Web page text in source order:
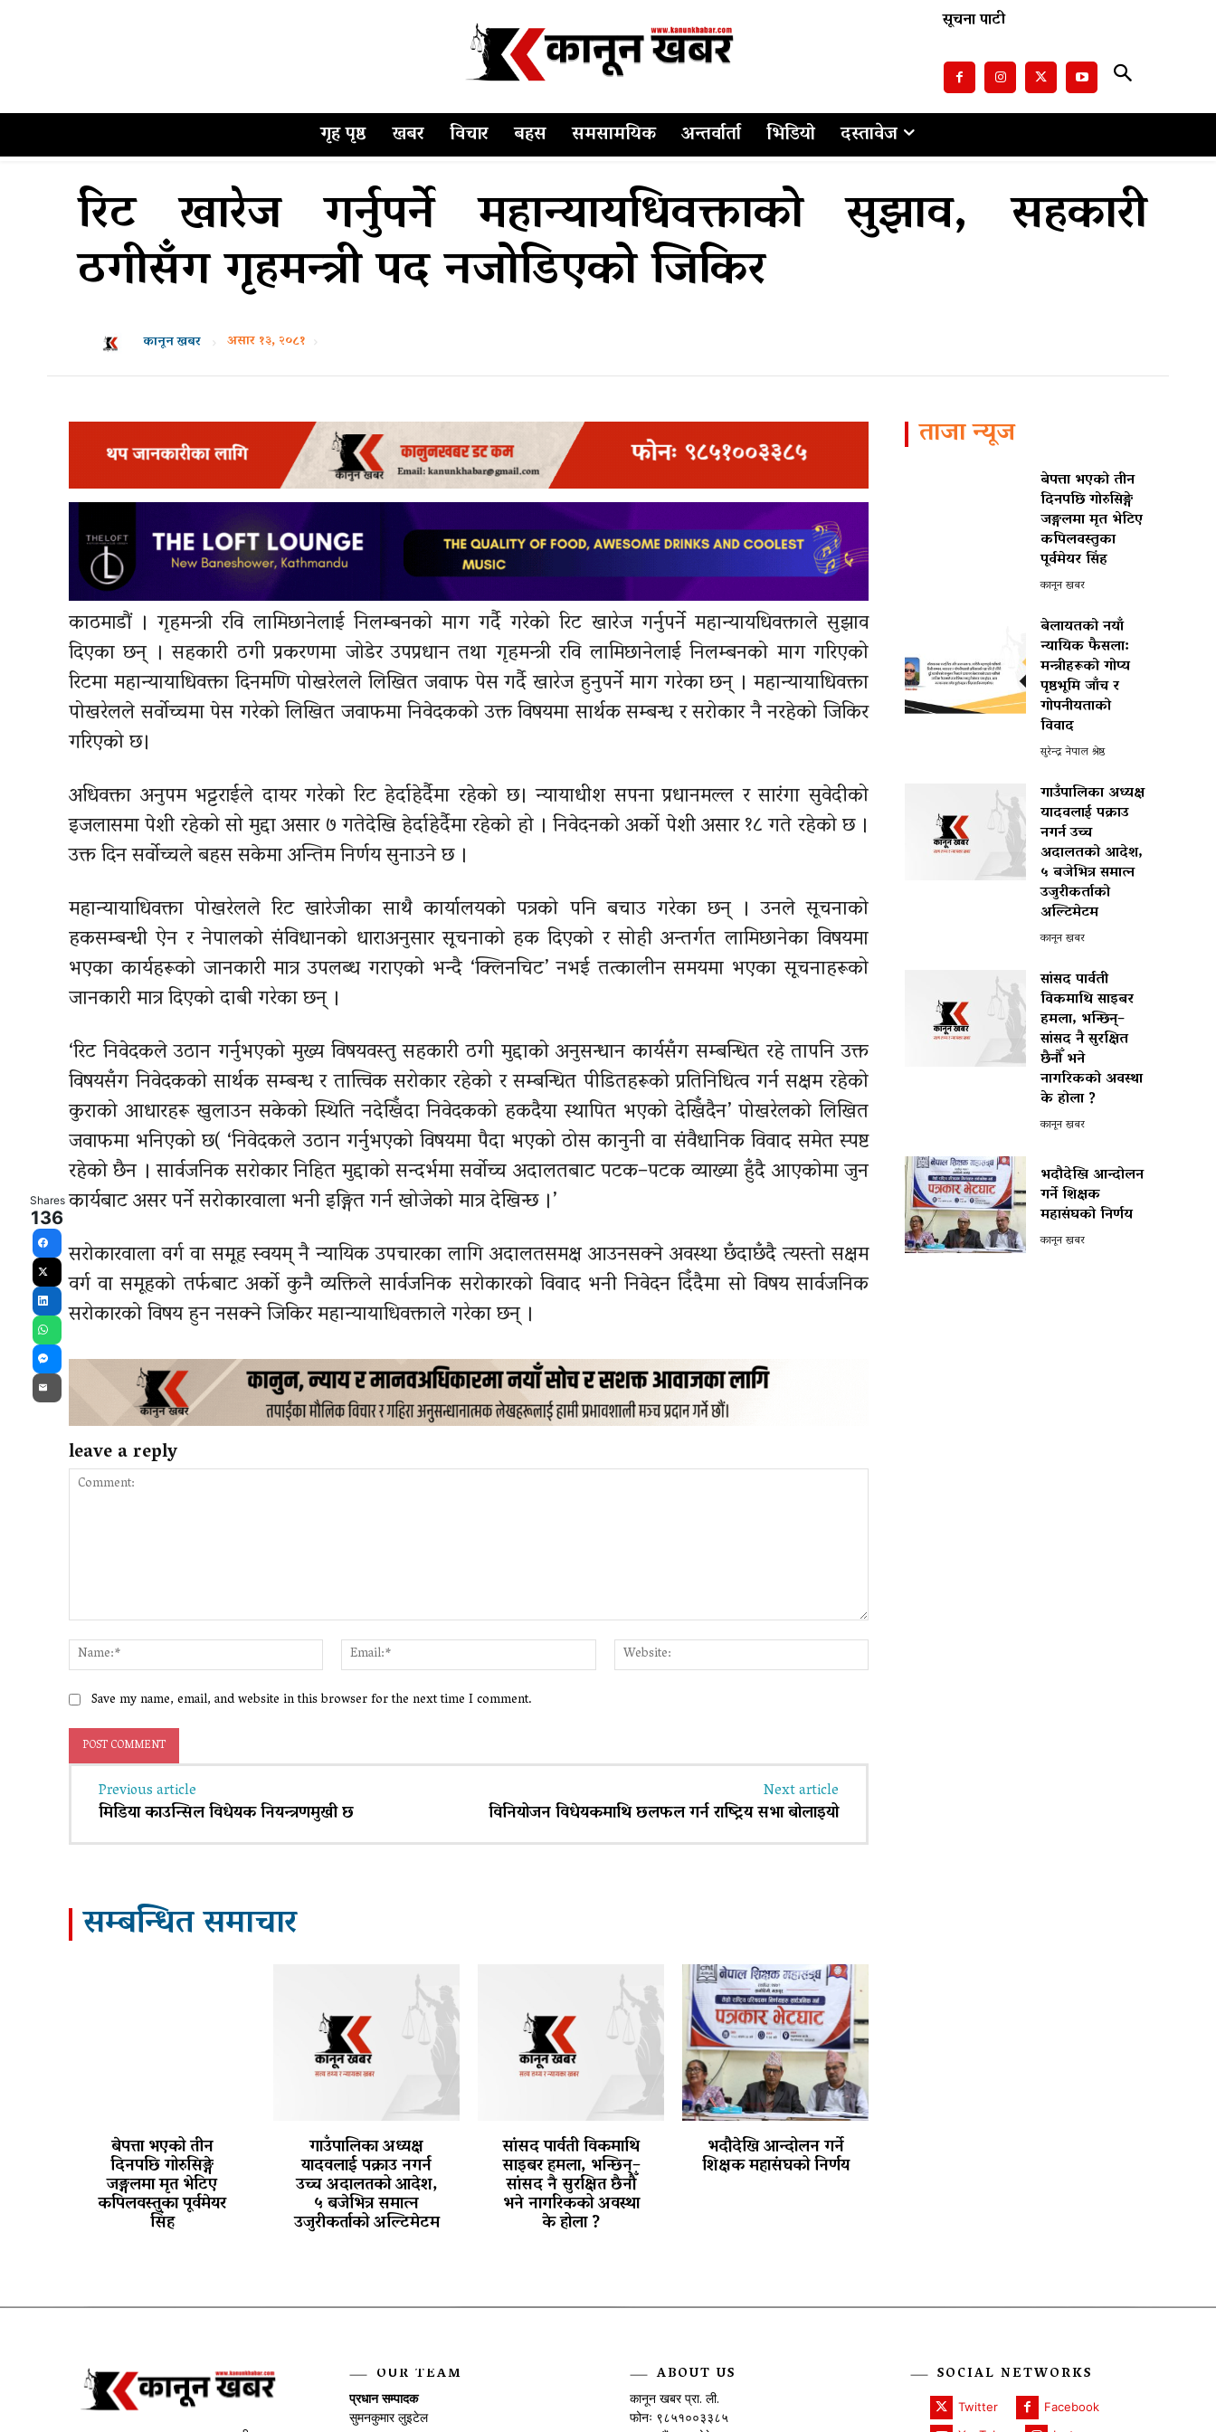
सूचना पाटी
गृह पृष्ठ खबर विचार बहस समसामयिक अन्तर्वार्ता भिडियो दस्तावेज
रिट खारेज गर्नुपर्ने महान्यायधिवक्ताको सुझाव, सहकारी
ठगीसँग गृहमन्त्री पद नजोडिएको जिकिर
कानून खबर असार १३, २०८१
काठमाडौं । गृहमन्त्री रवि लामिछानेलाई निलम्बनको माग गर्दै गरेको रिट खारेज गर्नुपर्ने महान्यायधिवक्ताले सुझाव
दिएका छन् । सहकारी ठगी प्रकरणमा जोडेर उपप्रधान तथा गृहमन्त्री रवि लामिछानेलाई निलम्बनको माग गरिएको
रिटमा महान्यायाधिवक्ता दिनमणि पोखरेलले लिखित जवाफ पेस गर्दै खारेज हुनुपर्ने माग गरेका छन् । महान्यायाधिवक्ता
पोखरेलले सर्वोच्चमा पेस गरेको लिखित जवाफमा निवेदकको उक्त विषयमा सार्थक सम्बन्ध र सरोकार नै नरहेको जिकिर
गरिएको छ।
अधिवक्ता अनुपम भट्टराईले दायर गरेको रिट हेर्दाहेर्दैमा रहेको छ। न्यायाधीश सपना प्रधानमल्ल र सारंगा सुवेदीको
इजलासमा पेशी रहेको सो मुद्दा असार ७ गतेदेखि हेर्दाहेर्दैमा रहेको हो । निवेदनको अर्को पेशी असार १८ गते रहेको छ ।
उक्त दिन सर्वोच्चले बहस सकेमा अन्तिम निर्णय सुनाउने छ ।
महान्यायाधिवक्ता पोखरेलले रिट खारेजीका साथै कार्यालयको पत्रको पनि बचाउ गरेका छन् । उनले सूचनाको
हकसम्बन्धी ऐन र नेपालको संविधानको धाराअनुसार सूचनाको हक दिएको र सोही अन्तर्गत लामिछानेका विषयमा
भएका कार्यहरूको जानकारी मात्र उपलब्ध गराएको भन्दै ‘क्लिनचिट’ नभई तत्कालीन समयमा भएका सूचनाहरूको
जानकारी मात्र दिएको दाबी गरेका छन् ।
‘रिट निवेदकले उठान गर्नुभएको मुख्य विषयवस्तु सहकारी ठगी मुद्दाको अनुसन्धान कार्यसँग सम्बन्धित रहे तापनि उक्त
विषयसँग निवेदकको सार्थक सम्बन्ध र तात्त्विक सरोकार रहेको र सम्बन्धित पीडितहरूको प्रतिनिधित्व गर्न सक्षम रहेको
कुराको आधारहरू खुलाउन सकेको स्थिति नदेखिँदा निवेदकको हकदैया स्थापित भएको देखिँदैन’ पोखरेलको लिखित
जवाफमा भनिएको छ( ‘निवेदकले उठान गर्नुभएको विषयमा पैदा भएको ठोस कानुनी वा संवैधानिक विवाद समेत स्पष्ट
रहेको छैन । सार्वजनिक सरोकार निहित मुद्दाको सन्दर्भमा सर्वोच्च अदालतबाट पटक–पटक व्याख्या हुँदै आएकोमा जुन
कार्यबाट असर पर्ने सरोकारवाला भनी इङ्गित गर्न खोजेको मात्र देखिन्छ ।’
सरोकारवाला वर्ग वा समूह स्वयम् नै न्यायिक उपचारका लागि अदालतसमक्ष आउनसक्ने अवस्था छँदाछँदै त्यस्तो सक्षम
वर्ग वा समूहको तर्फबाट अर्को कुनै व्यक्तिले सार्वजनिक सरोकारको विवाद भनी निवेदन दिँदैमा सो विषय सार्वजनिक
सरोकारको विषय हुन नसक्ने जिकिर महान्यायाधिवक्ताले गरेका छन् ।
leave a reply
Name:*
Email:*
Save my name, email, and website in this browser for the next time I comment.
Previous article
मिडिया काउन्सिल विधेयक नियन्त्रणमुखी छ
Next article
विनियोजन विधेयकमाथि छलफल गर्न राष्ट्रिय सभा बोलाइयो
सम्बन्धित समाचार
बेपत्ता भएको तीन
दिनपछि गोरुसिङ्गे
जङ्गलमा मृत भेटिए
कपिलवस्तुका पूर्वमेयर
सिंह
गाउँपालिका अध्यक्ष
यादवलाई पक्राउ नगर्न
उच्च अदालतको आदेश,
५ बजेभित्र समात्न
उजुरीकर्ताको अल्टिमेटम
सांसद पार्वती विकमाथि
साइबर हमला, भन्छिन्–
सांसद नै सुरक्षित छैनौँ
भने नागरिकको अवस्था
के होला ?
भदौदेखि आन्दोलन गर्ने
शिक्षक महासंघको निर्णय
ताजा न्यूज
बेपत्ता भएको तीन
दिनपछि गोरुसिङ्गे
जङ्गलमा मृत भेटिए
कपिलवस्तुका
पूर्वमेयर सिंह
कानून खबर
बेलायतको नयाँ
न्यायिक फैसला:
मन्त्रीहरूको गोप्य
पृष्ठभूमि जाँच र
गोपनीयताको
विवाद
सुरेन्द्र नेपाल श्रेष्ठ
गाउँपालिका अध्यक्ष
यादवलाई पक्राउ
नगर्न उच्च
अदालतको आदेश,
५ बजेभित्र समात्न
उजुरीकर्ताको
अल्टिमेटम
कानून खबर
सांसद पार्वती
विकमाथि साइबर
हमला, भन्छिन्–
सांसद नै सुरक्षित
छैनौँ भने
नागरिकको अवस्था
के होला ?
कानून खबर
भदौदेखि आन्दोलन
गर्ने शिक्षक
महासंघको निर्णय
कानून खबर
OUR TEAM
प्रधान सम्पादक
सुमनकुमार लुइटेल
ABOUT US
कानून खबर प्रा. ली.
फोनः ९८५१००३३८५
SOCIAL NETWORKS
Twitter
Facebook
Shares
136
Facebook
X
LinkedIn
WhatsApp
Messenger
Email